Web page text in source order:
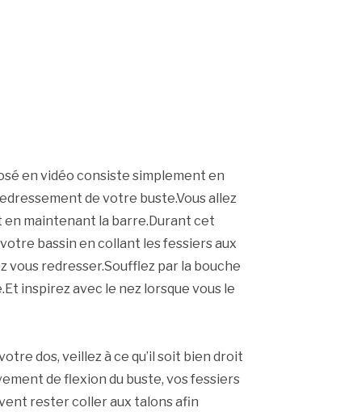
en vidéo consiste simplement en
de votre buste.Vous allez
maintenant la barre.Durant cet
bassin en collant les fessiers aux
vous redresser.Soufflez par la bouche
inspirez avec le nez lorsque vous le
dos, veillez à ce qu’il soit bien droit
de flexion du buste, vos fessiers
rester coller aux talons afin